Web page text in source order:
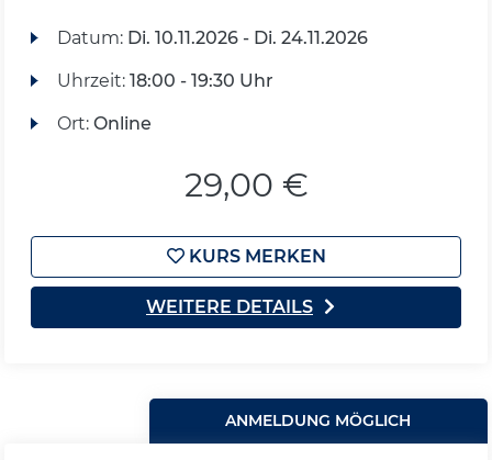
Datum: Di. 10.11.2026 - Di. 24.11.2026
Uhrzeit: 18:00 - 19:30 Uhr
Ort: Online
29,00 €
KURS MERKEN
WEITERE DETAILS
ANMELDUNG MÖGLICH